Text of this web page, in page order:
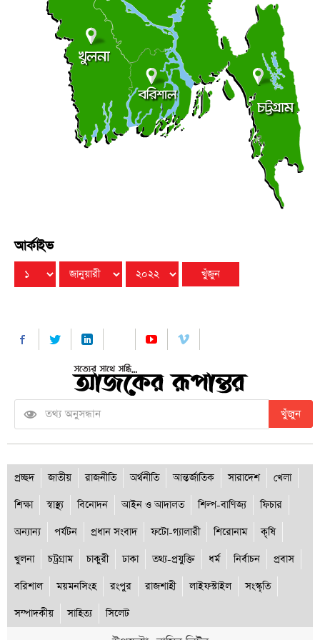
পলিথিনের ছাউনির নিচে রাত কাটে দম্পতির, খবর পেয়ে ছুটে
গেলেন ইউএনও
রবিবার ● ৯ আগস্ট ২০২৬
ভেড়ামারায় বৃক্ষরোপণ করলেন উপ-ভূমি সংস্কার কমিশনার
রবিবার ● ৯ আগস্ট ২০২৬
জুতা দেইখ্যা চিনতে পারি এডাতো আমার পোলার লাশ
আর্কাইভ
খুঁজুন
প্রচ্ছদ জাতীয় রাজনীতি অর্থনীতি আন্তর্জাতিক সারাদেশ
খেলা
শিক্ষা
স্বাস্থ্য বিনোদন আইন ও আদালত শিল্প-বাণিজ্য
ফিচার
অন্যান্য
পর্যটন প্রধান সংবাদ ফটো-গ্যালারী শিরোনাম
কৃষি
খুলনা
চট্রগ্রাম চাকুরী ঢাকা তথ্য-প্রযুক্তি ধর্ম নির্বাচন
প্রবাস
বরিশাল
ময়মনসিংহ রংপুর রাজশাহী লাইফস্টাইল
সংস্কৃতি
সম্পাদকীয়
সাহিত্য সিলেট